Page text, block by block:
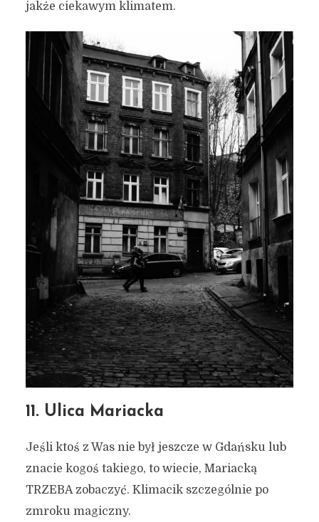
28 czerwca 2020
Autor:
jakże ciekawym klimatem.
11. Ulica Mariacka
Jeśli ktoś z Was nie był jeszcze w Gdańsku lub
znacie kogoś takiego, to wiecie, Mariacką
TRZEBA zobaczyć. Klimacik szczególnie po
zmroku magiczny.